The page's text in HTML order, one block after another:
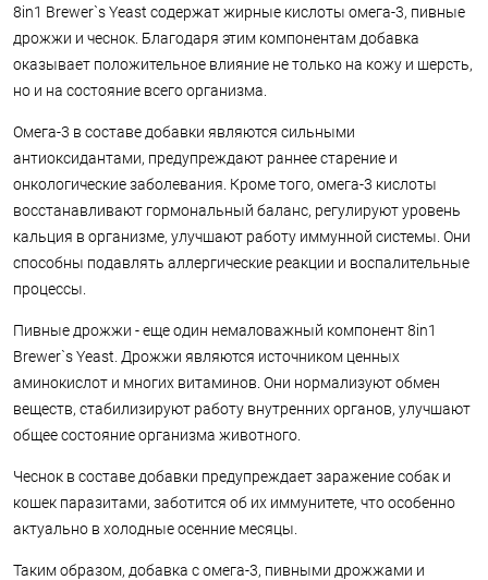
8in1 Brewer`s Yeast содержат жирные кислоты омега-3, пивные
дрожжи и чеснок. Благодаря этим компонентам добавка
оказывает положительное влияние не только на кожу и шерсть,
но и на состояние всего организма.
Омега-3 в составе добавки являются сильными
антиоксидантами, предупреждают раннее старение и
онкологические заболевания. Кроме того, омега-3 кислоты
восстанавливают гормональный баланс, регулируют уровень
кальция в организме, улучшают работу иммунной системы. Они
способны подавлять аллергические реакции и воспалительные
процессы.
Пивные дрожжи - еще один немаловажный компонент 8in1
Brewer`s Yeast. Дрожжи являются источником ценных
аминокислот и многих витаминов. Они нормализуют обмен
веществ, стабилизируют работу внутренних органов, улучшают
общее состояние организма животного.
Чеснок в составе добавки предупреждает заражение собак и
кошек паразитами, заботится об их иммунитете, что особенно
актуально в холодные осенние месяцы.
Таким образом, добавка с омега-3, пивными дрожжами и